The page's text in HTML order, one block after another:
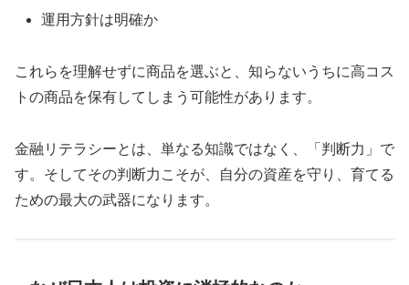
運用方針は明確か
これらを理解せずに商品を選ぶと、知らないうちに高コス
トの商品を保有してしまう可能性があります。
金融リテラシーとは、単なる知識ではなく、「判断力」で
す。そしてその判断力こそが、自分の資産を守り、育てる
ための最大の武器になります。